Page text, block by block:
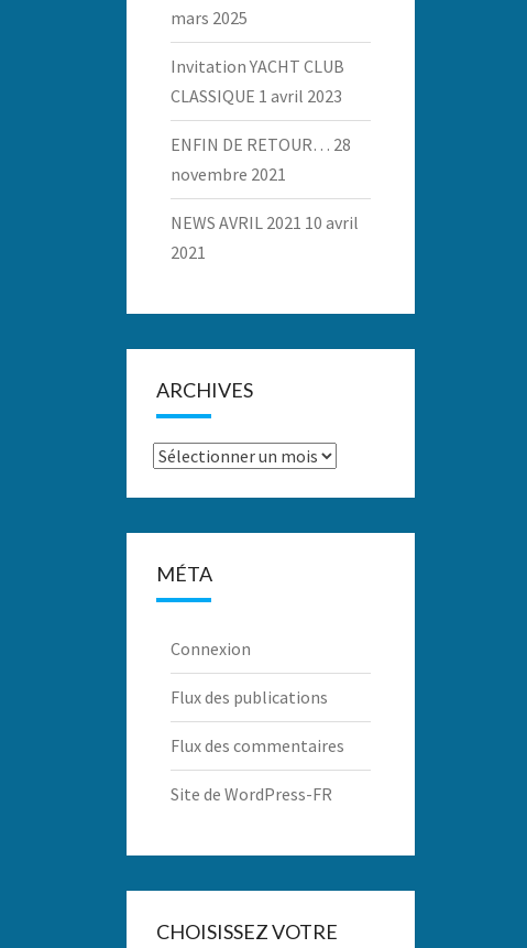
mars 2025
Invitation YACHT CLUB
CLASSIQUE 1 avril 2023
ENFIN DE RETOUR… 28
novembre 2021
NEWS AVRIL 2021 10 avril
2021
ARCHIVES
Archives
MÉTA
Connexion
Flux des publications
Flux des commentaires
Site de WordPress-FR
CHOISISSEZ VOTRE